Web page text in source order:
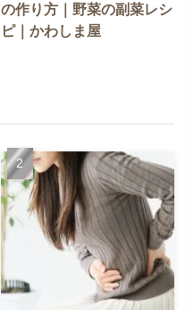
の作り方｜野菜の副菜レシ
ピ｜かわしま屋